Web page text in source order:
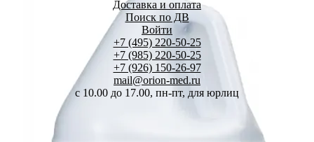
Доставка и оплата
Поиск по ДВ
Войти
+7 (495) 220-50-25
+7 (985) 220-50-25
+7 (926) 150-26-97
mail@orion-med.ru
c 10.00 до 17.00, пн-пт, для юрлиц